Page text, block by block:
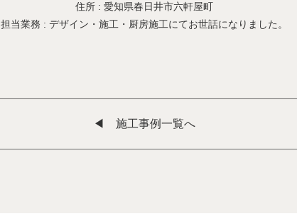
住所 : 愛知県春日井市六軒屋町
担当業務 : デザイン・施工・厨房施工にてお世話になりました。
◀︎ 施工事例一覧へ